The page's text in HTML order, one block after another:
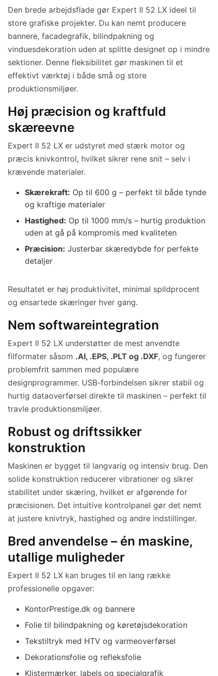
Den brede arbejdsflade gør Expert II 52 LX ideel til
store grafiske projekter. Du kan nemt producere
bannere, facadegrafik, bilindpakning og
vinduesdekoration uden at splitte designet op i mindre
sektioner. Denne fleksibilitet gør maskinen til et
effektivt værktøj i både små og store
produktionsmiljøer.
Høj præcision og kraftfuld
skæreevne
Expert II 52 LX er udstyret med stærk motor og
præcis knivkontrol, hvilket sikrer rene snit – selv i
krævende materialer.
Skærekraft: Op til 600 g – perfekt til både tynde
og kraftige materialer
Hastighed: Op til 1000 mm/s – hurtig produktion
uden at gå på kompromis med kvaliteten
Præcision: Justerbar skæredybde for perfekte
detaljer
Resultatet er høj produktivitet, minimal spildprocent
og ensartede skæringer hver gang.
Nem softwareintegration
Expert II 52 LX understøtter de mest anvendte
filformater såsom .AI, .EPS, .PLT og .DXF, og fungerer
problemfrit sammen med populære
designprogrammer. USB-forbindelsen sikrer stabil og
hurtig dataoverførsel direkte til maskinen – perfekt til
travle produktionsmiljøer.
Robust og driftssikker
konstruktion
Maskinen er bygget til langvarig og intensiv brug. Den
solide konstruktion reducerer vibrationer og sikrer
stabilitet under skæring, hvilket er afgørende for
præcisionen. Det intuitive kontrolpanel gør det nemt
at justere knivtryk, hastighed og andre indstillinger.
Bred anvendelse – én maskine,
utallige muligheder
Expert II 52 LX kan bruges til en lang række
professionelle opgaver:
KontorPrestige.dk og bannere
Folie til bilindpakning og køretøjsdekoration
Tekstiltryk med HTV og varmeoverførsel
Dekorationsfolie og refleksfolie
Klistermærker, labels og specialgrafik